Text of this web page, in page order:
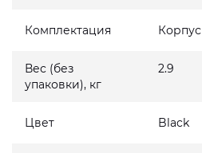
Комплектация Корпус
Вес (без
упаковки), кг
2.9
Цвет Black